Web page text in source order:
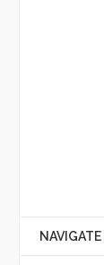
NAVIGATE